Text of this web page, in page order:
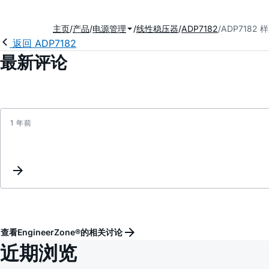
主页 产品 电源管理 线性稳压器 ADP7182 ADP7182
返回 ADP7182
最新评论
1 年前
查看EngineerZone®的相关讨论
近期浏览